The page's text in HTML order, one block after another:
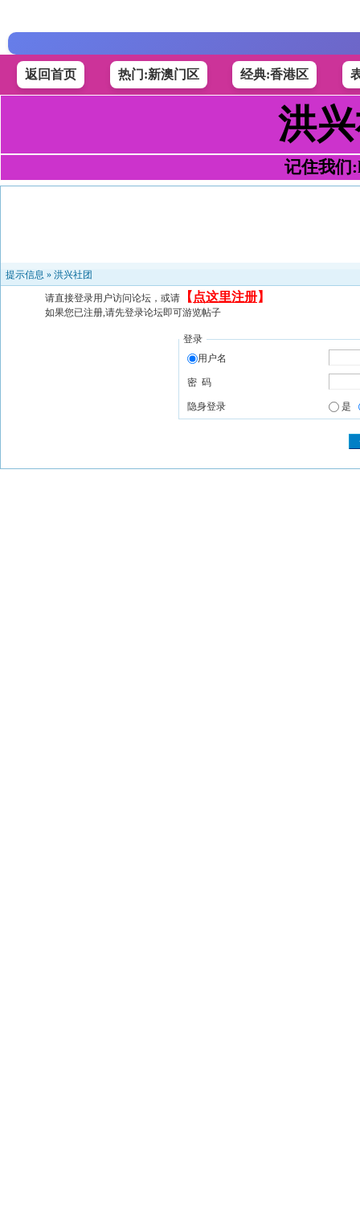
返回首页 热门:新澳门区 经典:香港区
洪
记住我们
提示信息 » 洪兴社团
请直接登录用户访问论坛，或请 【 点这里注册】
如果您已注册,请先登录论坛即可游览帖子
登录
用户名
密 码
隐身登录 是